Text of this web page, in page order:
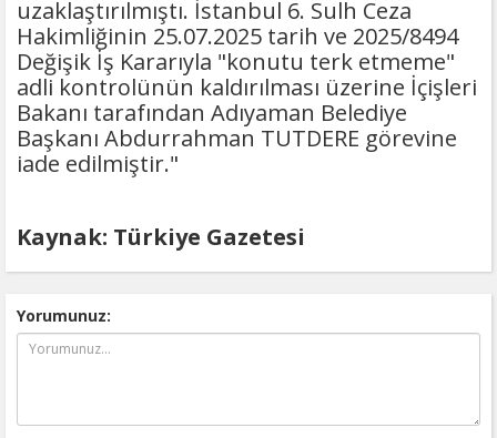
uzaklaştırılmıştı. İstanbul 6. Sulh Ceza
Hakimliğinin 25.07.2025 tarih ve 2025/8494
Değişik İş Kararıyla "konutu terk etmeme"
adli kontrolünün kaldırılması üzerine İçişleri
Bakanı tarafından Adıyaman Belediye
Başkanı Abdurrahman TUTDERE görevine
iade edilmiştir."
Kaynak: Türkiye Gazetesi
Yorumunuz: